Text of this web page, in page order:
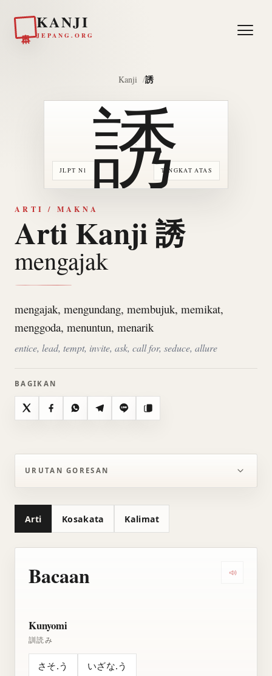
KANJI
JEPANG.ORG
Kanji 誘
JLPT N1 TINGKAT ATAS
誘
ARTI / MAKNA
Arti Kanji 誘
mengajak
mengajak, mengundang, membujuk, memikat,
menggoda, menuntun, menarik
entice, lead, tempt, invite, ask, call for, seduce, allure
BAGIKAN
X FacebookWhatsAppTelegramLine Salin
URUTAN GORESAN
Arti Kosakata Kalimat
Bacaan
Kunyomi
訓読み
さそ.う いざな.う